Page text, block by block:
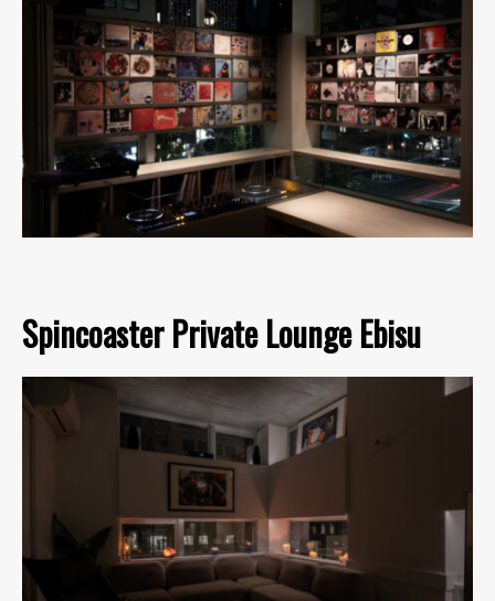
Spincoaster Private Lounge Ebisu